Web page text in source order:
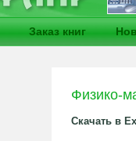
Заказ книг
Физико-
Скачать в